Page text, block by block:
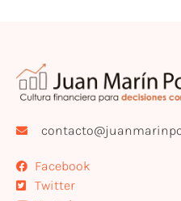
Facebook
Twitter